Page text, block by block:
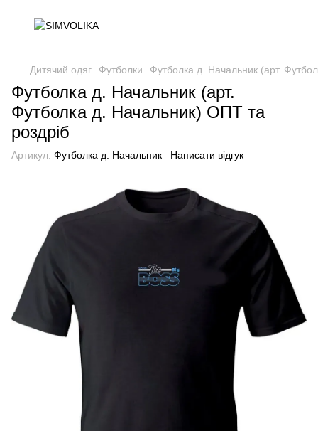
Дитячий одяг Футболки Футболка д. Начальник (арт.
Футболка д. Начальник (арт.
Футболка д. Начальник) ОПТ та
роздріб
Артикул: Футболка д. Начальник Написати відгук